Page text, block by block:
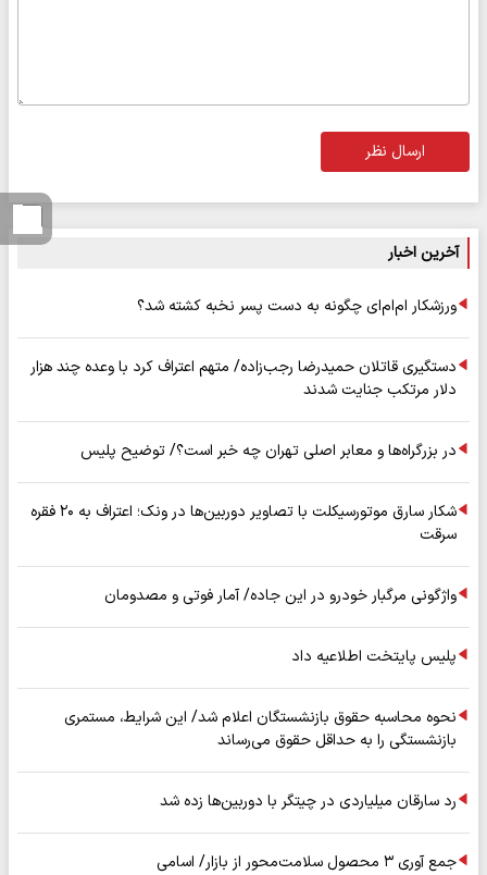
ارسال نظر
آخرین اخبار
ورزشکار ام‌ام‌ای چگونه به دست پسر نخبه کشته شد؟
دستگیری قاتلان حمیدرضا رجب‌زاده/ متهم اعتراف کرد با وعده چند هزار
دلار مرتکب جنایت شدند
در بزرگراه‌ها و معابر اصلی تهران چه خبر است؟/ توضیح پلیس
شکار سارق موتورسیکلت با تصاویر دوربین‌ها در ونک؛ اعتراف به ۲۰ فقره
سرقت
واژگونی مرگبار خودرو در این جاده/ آمار فوتی و مصدومان
پلیس پایتخت اطلاعیه داد
نحوه محاسبه حقوق بازنشستگان اعلام شد/ این شرایط، مستمری
بازنشستگی را به حداقل حقوق می‌رساند
رد سارقان میلیاردی در چیتگر با دوربین‌ها زده شد
جمع آوری ۳ محصول سلامت‌محور از بازار/ اسامی